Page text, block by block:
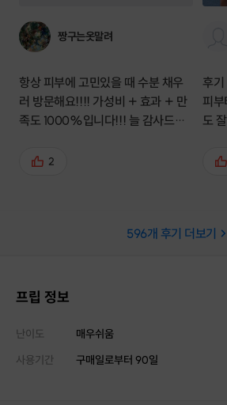
짱구는옷말려
항상 피부에 고민있을 때 수분 채우
러 방문해요!!!! 가성비 + 효과 + 만
족도 1000%입니다!!! 늘 감사드랴
2
후
피
도
고
596개 후기 더보기
프립 정보
난이도
매우쉬움
사용기간
구매일로부터 90일